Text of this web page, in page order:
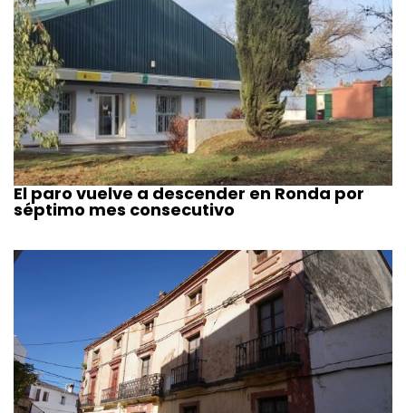
El paro vuelve a descender en Ronda por
séptimo mes consecutivo